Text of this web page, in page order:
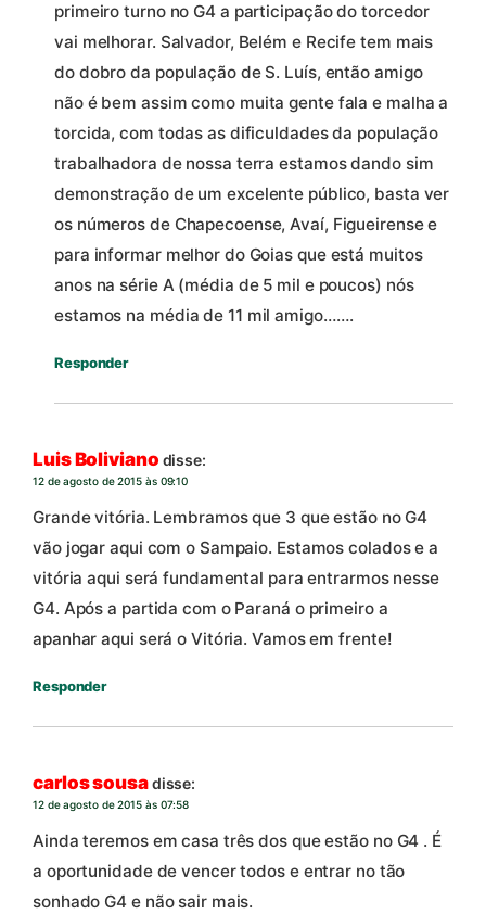
primeiro turno no G4 a participação do torcedor
vai melhorar. Salvador, Belém e Recife tem mais
do dobro da população de S. Luís, então amigo
não é bem assim como muita gente fala e malha a
torcida, com todas as dificuldades da população
trabalhadora de nossa terra estamos dando sim
demonstração de um excelente público, basta ver
os números de Chapecoense, Avaí, Figueirense e
para informar melhor do Goias que está muitos
anos na série A (média de 5 mil e poucos) nós
estamos na média de 11 mil amigo…….
Responder
Luis Boliviano disse:
12 de agosto de 2015 às 09:10
Grande vitória. Lembramos que 3 que estão no G4
vão jogar aqui com o Sampaio. Estamos colados e a
vitória aqui será fundamental para entrarmos nesse
G4. Após a partida com o Paraná o primeiro a
apanhar aqui será o Vitória. Vamos em frente!
Responder
carlos sousadisse:
12 de agosto de 2015 às 07:58
Ainda teremos em casa três dos que estão no G4 . É
a oportunidade de vencer todos e entrar no tão
sonhado G4 e não sair mais.